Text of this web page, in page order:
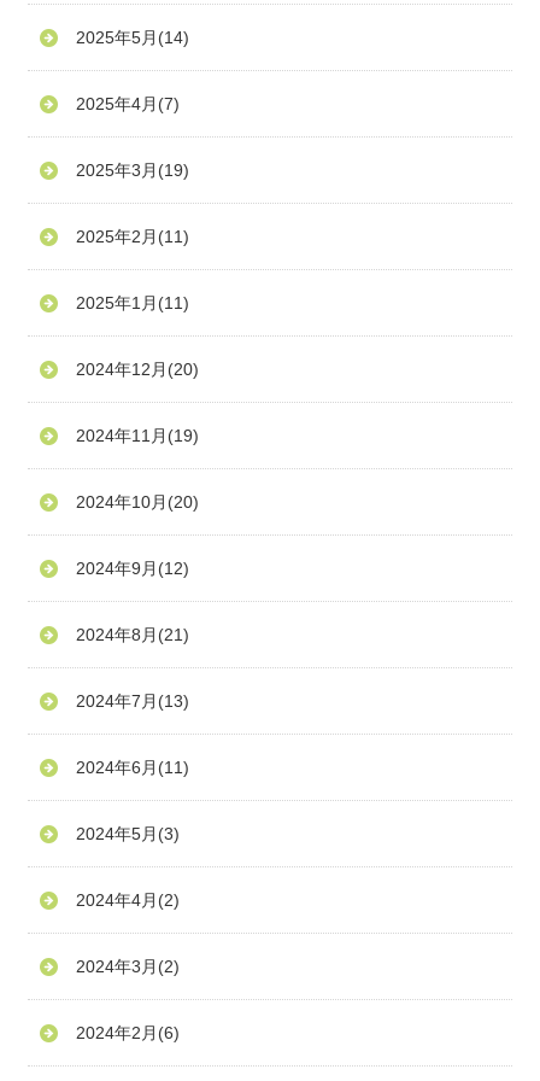
2025年5月 (14)
2025年4月 (7)
2025年3月 (19)
2025年2月 (11)
2025年1月 (11)
2024年12月 (20)
2024年11月 (19)
2024年10月 (20)
2024年9月 (12)
2024年8月 (21)
2024年7月 (13)
2024年6月 (11)
2024年5月 (3)
2024年4月 (2)
2024年3月 (2)
2024年2月 (6)